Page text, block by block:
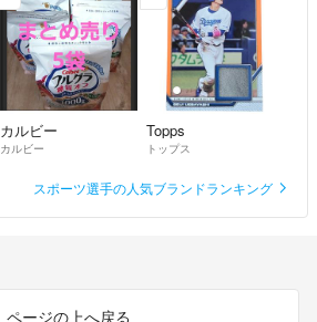
カルビー
カルビー
Topps
トップス
スポーツ選手の人気ブランドランキング
ページの上へ戻る